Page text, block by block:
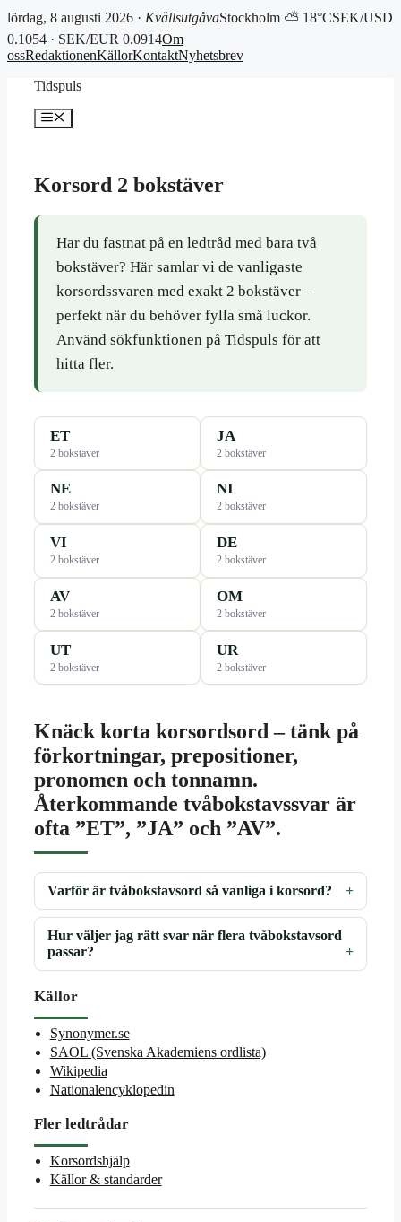
lördag, 8 augusti 2026 · KvällsutgåvaStockholm ⛅ 18°CSEK/USD
0.1054 · SEK/EUR 0.0914Om
ossRedaktionenKällorKontaktNyhetsbrev
Tidspuls
Meny
Korsord 2 bokstäver
Har du fastnat på en ledtråd med bara två
bokstäver? Här samlar vi de vanligaste
korsordssvaren med exakt 2 bokstäver –
perfekt när du behöver fylla små luckor.
Använd sökfunktionen på Tidspuls för att
hitta fler.
ET
2 bokstäver
JA
2 bokstäver
NE
2 bokstäver
NI
2 bokstäver
VI
2 bokstäver
DE
2 bokstäver
AV
2 bokstäver
OM
2 bokstäver
UT
2 bokstäver
UR
2 bokstäver
Knäck korta korsordsord – tänk på
förkortningar, prepositioner,
pronomen och tonnamn.
Återkommande tvåbokstavssvar är
ofta ”ET”, ”JA” och ”AV”.
Varför är tvåbokstavsord så vanliga i korsord?
Hur väljer jag rätt svar när flera tvåbokstavsord
passar?
Källor
Synonymer.se
SAOL (Svenska Akademiens ordlista)
Wikipedia
Nationalencyklopedin
Fler ledtrådar
Korsordshjälp
Källor & standarder